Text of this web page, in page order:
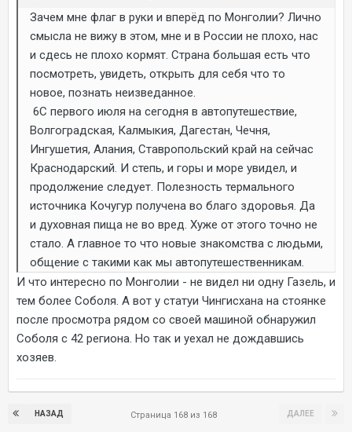
Зачем мне флаг в руки и вперёд по Монголии? Лично
смысла не вижу в этом, мне и в России не плохо, нас
и сдесь не плохо кормят. Страна большая есть что
посмотреть, увидеть, открыть для себя что то
новое, познать неизведанное.
6С первого июля на сегодня в автопутешествие,
Волгоградская, Калмыкия, Дагестан, Чечня,
Ингушетия, Алания, Ставропольский край на сейчас
Краснодарский. И степь, и горы и море увидел, и
продолжение следует. Полезность термального
источника Кочугур получена во благо здоровья. Да
и духовная пища не во вред. Хуже от этого точно не
стало. А главное то что новые знакомства с людьми,
общение с такими как мы автопутешественникам.
И что интересно по Монголии - не видел ни одну Газель, и
тем более Соболя. А вот у статуи Чингисхана на стоянке
после просмотра рядом со своей машиной обнаружил
Соболя с 42 региона. Но так и уехал не дождавшись
хозяев.
НАЗАД ДАЛЕЕ
Страница 168 из 168